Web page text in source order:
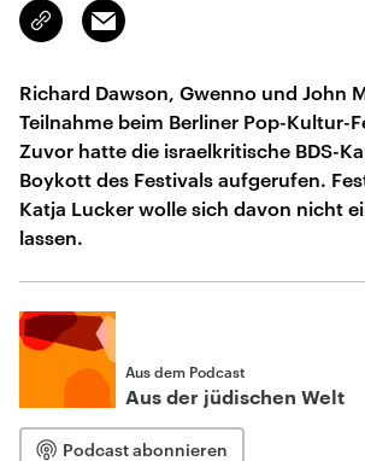
Link
kopieren/teilen
Email
Richard Dawson, Gwenno und John
Teilnahme beim Berliner Pop-Kultur-
Zuvor hatte die israelkritische BDS-
Boykott des Festivals aufgerufen.
Katja Lucker wolle sich davon nicht
lassen.
Aus dem Podcast
Aus der jüdischen Welt
Podcast abonnieren